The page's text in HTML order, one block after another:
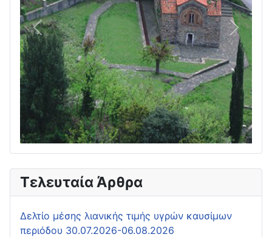
Πίσω
Τελευταία Άρθρα
Δελτίο μέσης λιανικής τιμής υγρών καυσίμων
περιόδου 30.07.2026-06.08.2026